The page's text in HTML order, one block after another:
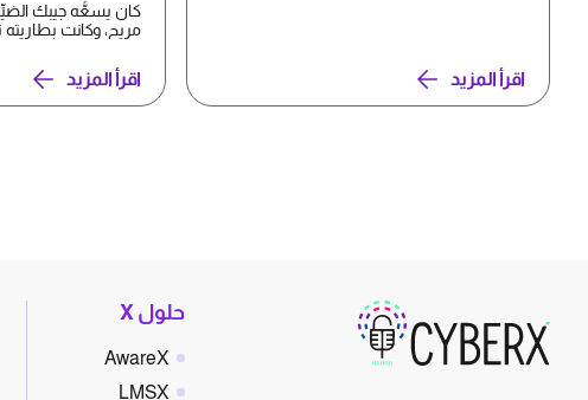
اقرأ المزيد
كان يسعُّه جيبك
اقرأ المزيد
حلول X
AwareX
LMSX